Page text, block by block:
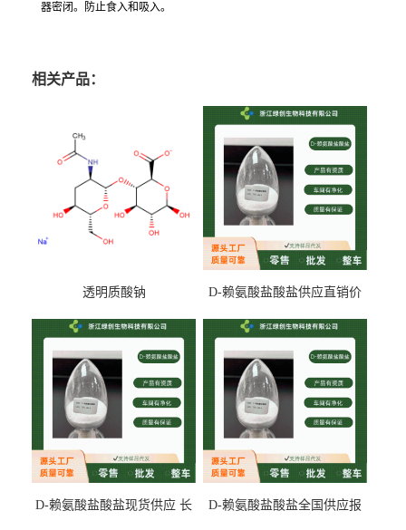
器密闭。防止食入和吸入。
相关产品：
透明质酸钠
D-赖氨酸盐酸盐供应直销价
D-赖氨酸盐酸盐现货供应 长
D-赖氨酸盐酸盐全国供应报